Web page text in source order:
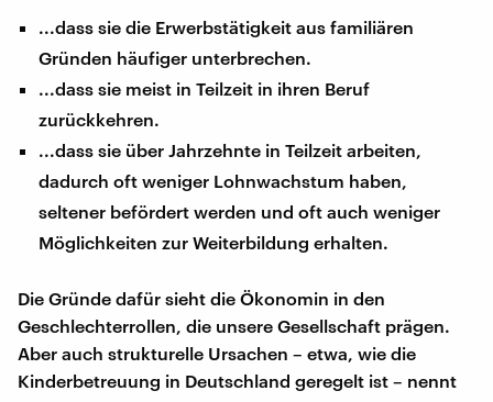
...dass sie die Erwerbstätigkeit aus familiären
Gründen häufiger unterbrechen.
...dass sie meist in Teilzeit in ihren Beruf
zurückkehren.
...dass sie über Jahrzehnte in Teilzeit arbeiten,
dadurch oft weniger Lohnwachstum haben,
seltener befördert werden und oft auch weniger
Möglichkeiten zur Weiterbildung erhalten.
Die Gründe dafür sieht die Ökonomin in den
Geschlechterrollen, die unsere Gesellschaft prägen.
Aber auch strukturelle Ursachen – etwa, wie die
Kinderbetreuung in Deutschland geregelt ist – nennt